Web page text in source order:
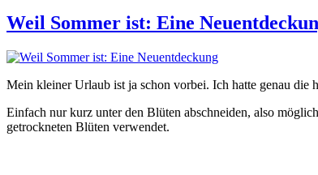
Tag
offenen
Weil Sommer ist: Eine
Mein kleiner Urlaub ist ja schon vorbei. Ich hatte genau die
Einfach nur kurz unter den Blüten abschneiden, also
getrockneten Blüten verwendet.